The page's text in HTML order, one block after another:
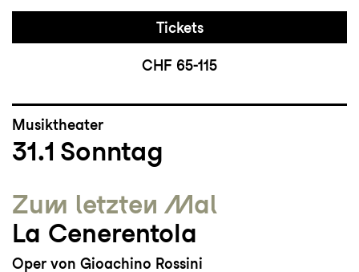
Tickets
CHF 65-115
Musiktheater
31.1 Sonntag
Zum letzten Mal
La Cenerentola
Oper von Gioachino Rossini